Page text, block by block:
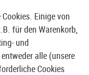
GROßHÄNDLER
Einige von
für den Warenkorb,
und
alle (unsere
Cookies